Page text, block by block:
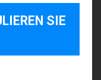
SIE I